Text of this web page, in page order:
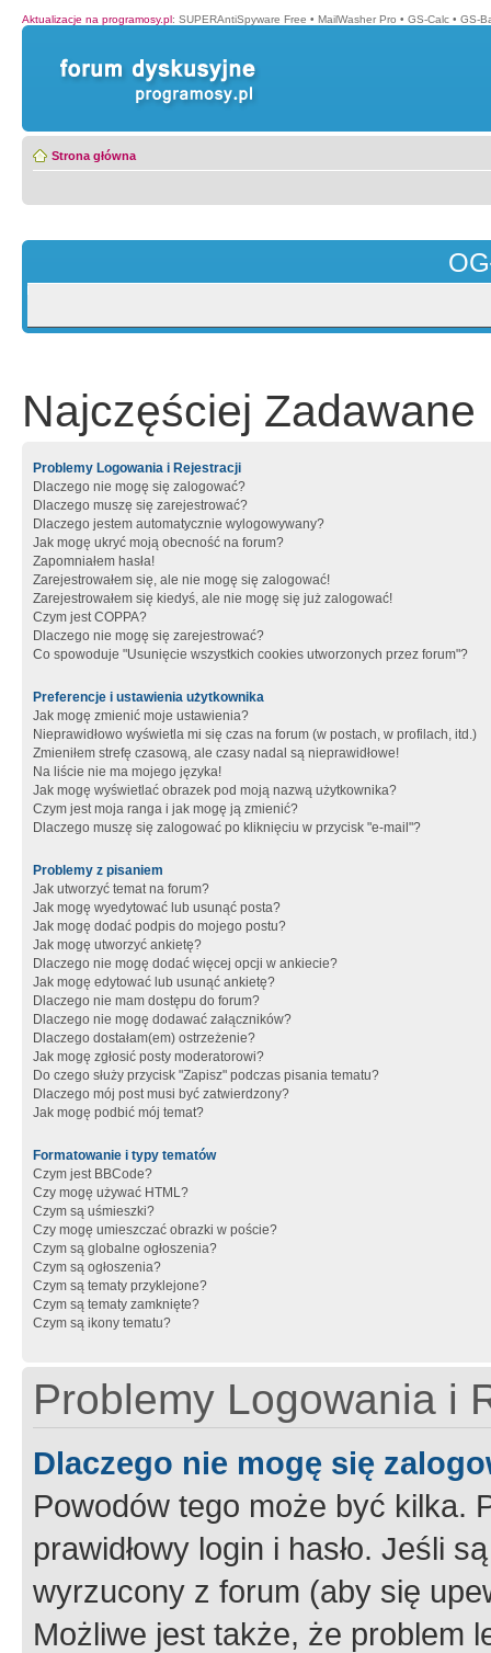
Aktualizacje na programosy.pl: SUPERAntiSpyware Free • MailWasher Pro • GS-Calc • GS-
Strona główna
Najczęściej Zadawane
Problemy Logowania i Rejestracji
Dlaczego nie mogę się zalogować?
Dlaczego muszę się zarejestrować?
Dlaczego jestem automatycznie wylogowywany?
Jak mogę ukryć moją obecność na forum?
Zapomniałem hasła!
Zarejestrowałem się, ale nie mogę się zalogować!
Zarejestrowałem się kiedyś, ale nie mogę się już zalogować!
Czym jest COPPA?
Dlaczego nie mogę się zarejestrować?
Co spowoduje "Usunięcie wszystkich cookies utworzonych przez forum"?
Preferencje i ustawienia użytkownika
Jak mogę zmienić moje ustawienia?
Nieprawidłowo wyświetla mi się czas na forum (w postach, w profilach, itd.)
Zmieniłem strefę czasową, ale czasy nadal są nieprawidłowe!
Na liście nie ma mojego języka!
Jak mogę wyświetlać obrazek pod moją nazwą użytkownika?
Czym jest moja ranga i jak mogę ją zmienić?
Dlaczego muszę się zalogować po kliknięciu w przycisk "e-mail"?
Problemy z pisaniem
Jak utworzyć temat na forum?
Jak mogę wyedytować lub usunąć posta?
Jak mogę dodać podpis do mojego postu?
Jak mogę utworzyć ankietę?
Dlaczego nie mogę dodać więcej opcji w ankiecie?
Jak mogę edytować lub usunąć ankietę?
Dlaczego nie mam dostępu do forum?
Dlaczego nie mogę dodawać załączników?
Dlaczego dostałam(em) ostrzeżenie?
Jak mogę zgłosić posty moderatorowi?
Do czego służy przycisk "Zapisz" podczas pisania tematu?
Dlaczego mój post musi być zatwierdzony?
Jak mogę podbić mój temat?
Formatowanie i typy tematów
Czym jest BBCode?
Czy mogę używać HTML?
Czym są uśmieszki?
Czy mogę umieszczać obrazki w poście?
Czym są globalne ogłoszenia?
Czym są ogłoszenia?
Czym są tematy przyklejone?
Czym są tematy zamknięte?
Czym są ikony tematu?
Problemy Logowania i
Dlaczego nie mogę się
Powodów tego może być kilka.
prawidłowy login i hasło. Jeśli
wyrzucony z forum (aby się
Możliwe jest także, że problem